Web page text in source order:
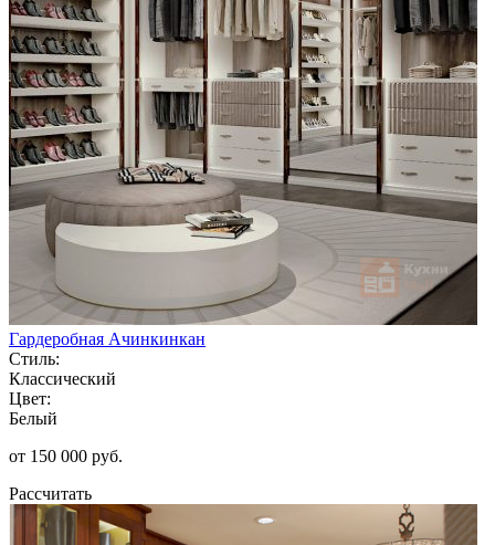
Гардеробная Ачинкинкан
Стиль:
Классический
Цвет:
Белый
от 150 000 руб.
Рассчитать